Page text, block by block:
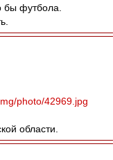
футбола.
photo/42969.jpg
области.